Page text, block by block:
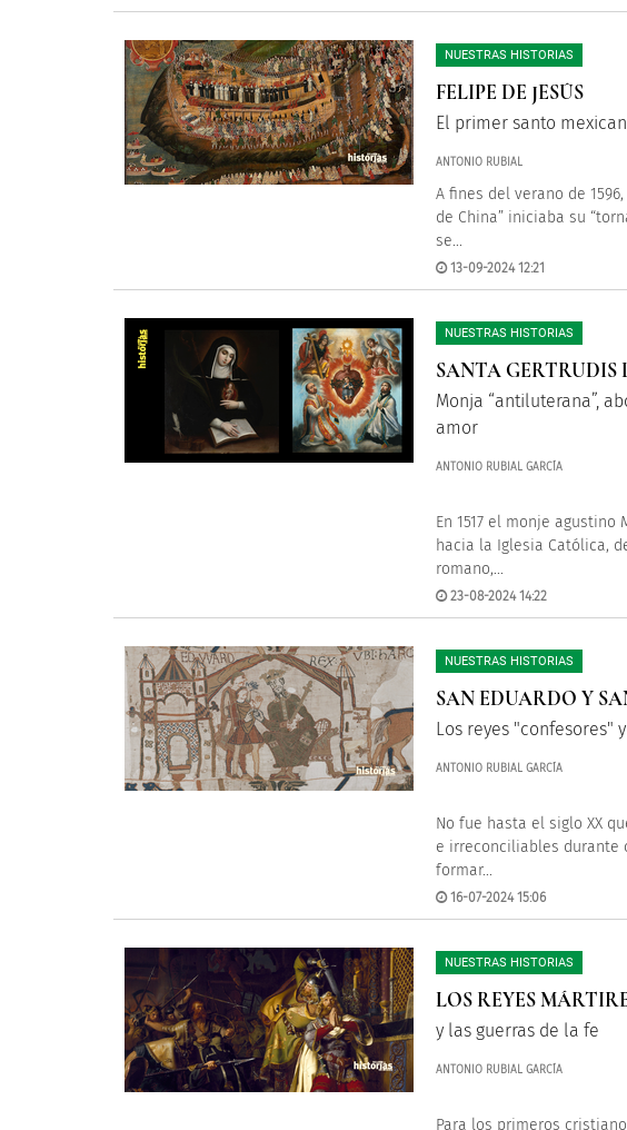
NUESTRAS HISTORIAS
FELIPE DE JESÚS
El primer santo
ANTONIO RUBIAL
A fines del verano de
de China” iniciaba su
se...
13-09-2024 12:21
NUESTRAS HISTORIAS
SANTA
Monja “antiluterana”,
amor
ANTONIO RUBIAL GARCÍA
En 1517 el monje
hacia la Iglesia Católica,
romano,...
23-08-2024 14:22
NUESTRAS HISTORIAS
SAN EDUARDO Y
Los reyes "confesores"
ANTONIO RUBIAL GARCÍA
No fue hasta el siglo XX
e irreconciliables durante
formar...
16-07-2024 15:06
NUESTRAS HISTORIAS
LOS REYES
y las guerras de la fe
ANTONIO RUBIAL GARCÍA
Para los primeros